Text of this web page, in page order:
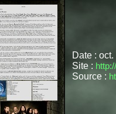
Date :
Site :
Source :